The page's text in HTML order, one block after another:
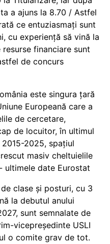
a ajuns la 8.70 / Astfel
ce entuziasmați sunt
cu experiență să vină la
financiare sunt
de concurs
este singura țară
Europeană care a
de cercetare,
de locuitor, în ultimul
2025, spațiul
masiv cheltuielile
ultimele date Eurostat
clase și posturi, cu 3
la debutul anului
sunt semnalate de
vicepreședinte USLI
o comite grav de tot.